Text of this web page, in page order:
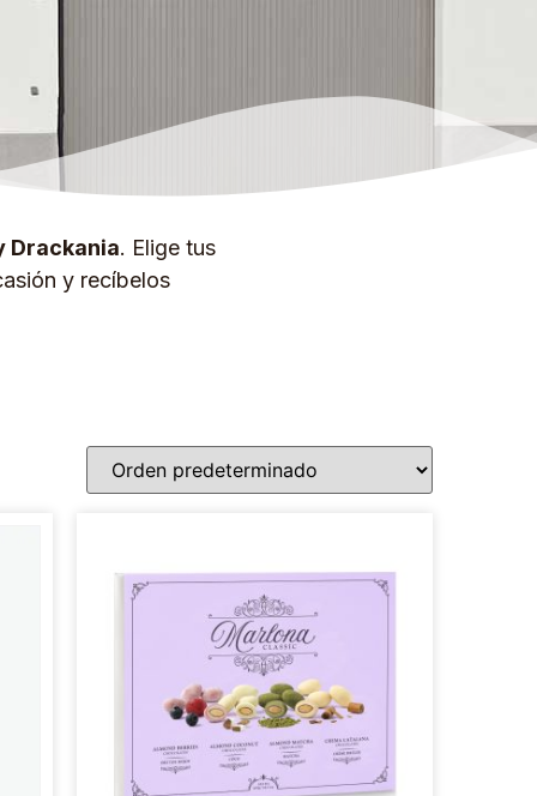
Drackania. Elige tus
y recíbelos